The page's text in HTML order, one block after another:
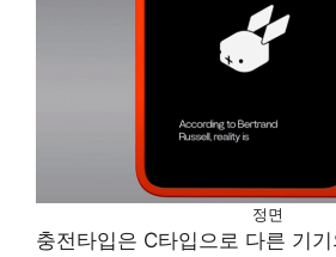
정면
충전타입은 C타입으로 다른 기